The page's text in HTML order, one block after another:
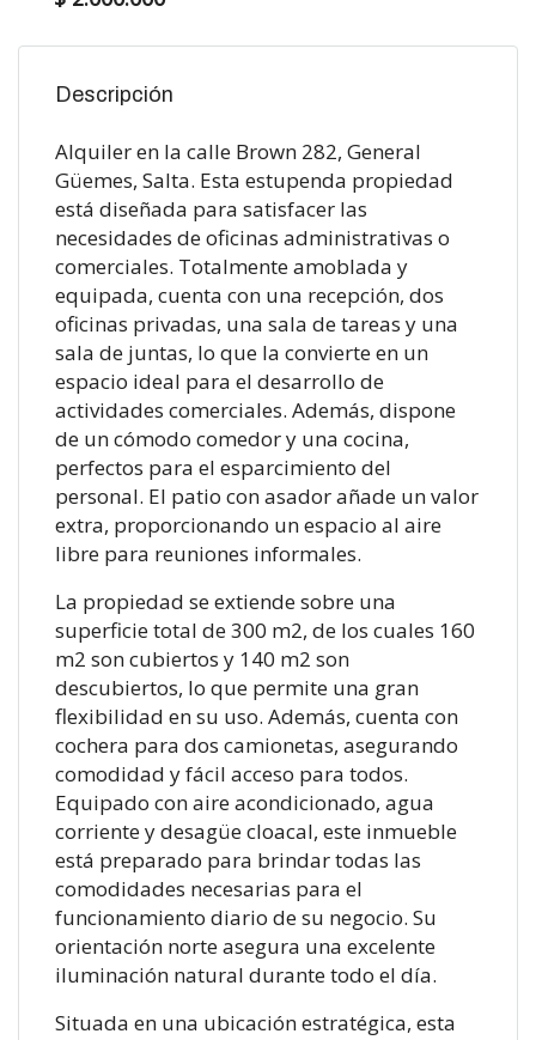
Descripción
Alquiler en la calle Brown 282, General
Güemes, Salta. Esta estupenda propiedad
está diseñada para satisfacer las
necesidades de oficinas administrativas o
comerciales. Totalmente amoblada y
equipada, cuenta con una recepción, dos
oficinas privadas, una sala de tareas y una
sala de juntas, lo que la convierte en un
espacio ideal para el desarrollo de
actividades comerciales. Además, dispone
de un cómodo comedor y una cocina,
perfectos para el esparcimiento del
personal. El patio con asador añade un valor
extra, proporcionando un espacio al aire
libre para reuniones informales.
La propiedad se extiende sobre una
superficie total de 300 m2, de los cuales 160
m2 son cubiertos y 140 m2 son
descubiertos, lo que permite una gran
flexibilidad en su uso. Además, cuenta con
cochera para dos camionetas, asegurando
comodidad y fácil acceso para todos.
Equipado con aire acondicionado, agua
corriente y desagüe cloacal, este inmueble
está preparado para brindar todas las
comodidades necesarias para el
funcionamiento diario de su negocio. Su
orientación norte asegura una excelente
iluminación natural durante todo el día.
Situada en una ubicación estratégica, esta